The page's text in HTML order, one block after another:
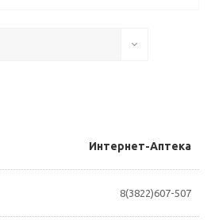
Интернет-Аптека
8(3822)607-507